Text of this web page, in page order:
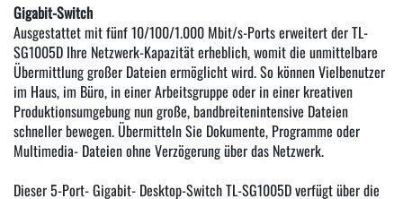
Gigabit-Switch
Ausgestattet mit fünf 10/100/1.000 Mbit/s-Ports erweitert der TL-
SG1005D Ihre Netzwerk-Kapazität erheblich, womit die unmittelbare
Übermittlung großer Dateien ermöglicht wird. So können Vielbenutzer
im Haus, im Büro, in einer Arbeitsgruppe oder in einer kreativen
Produktionsumgebung nun große, bandbreitenintensive Dateien
schneller bewegen. Übermitteln Sie Dokumente, Programme oder
Multimedia- Dateien ohne Verzögerung über das Netzwerk.
Dieser 5-Port- Gigabit- Desktop-Switch TL-SG1005D verfügt über die